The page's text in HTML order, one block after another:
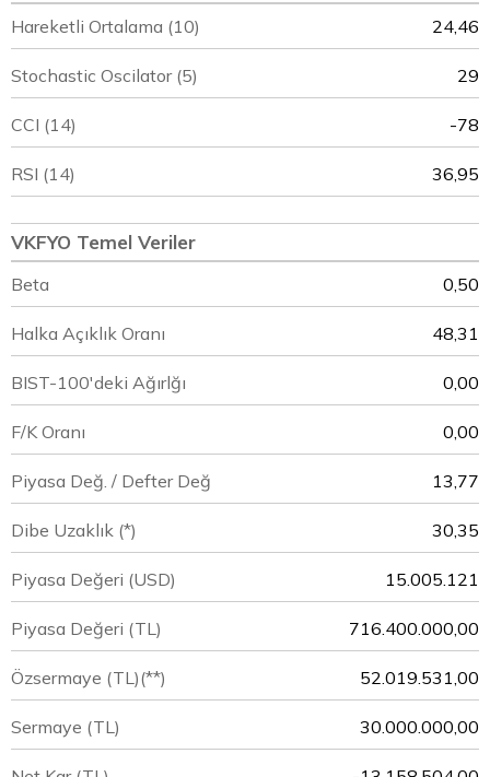
Hareketli Ortalama (10) 24,46
Stochastic Oscilator (5) 29
CCI (14) -78
RSI (14) 36,95
VKFYO Temel Veriler
Beta 0,50
Halka Açıklık Oranı 48,31
BIST-100'deki Ağırlğı 0,00
F/K Oranı 0,00
Piyasa Değ. / Defter Değ 13,77
Dibe Uzaklık (*) 30,35
Piyasa Değeri (USD) 15.005.121
Piyasa Değeri (TL) 716.400.000,00
Özsermaye (TL)(**) 52.019.531,00
Sermaye (TL) 30.000.000,00